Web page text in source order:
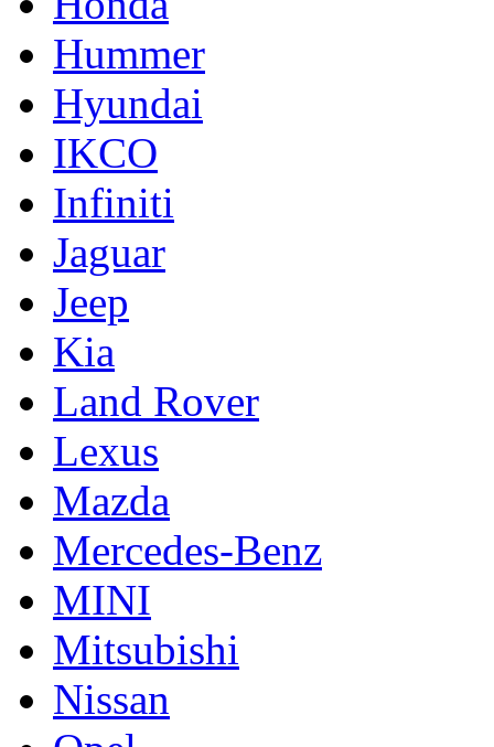
Hummer
Hyundai
IKCO
Infiniti
Jaguar
Jeep
Kia
Land Rover
Lexus
Mazda
Mercedes-Benz
MINI
Mitsubishi
Nissan